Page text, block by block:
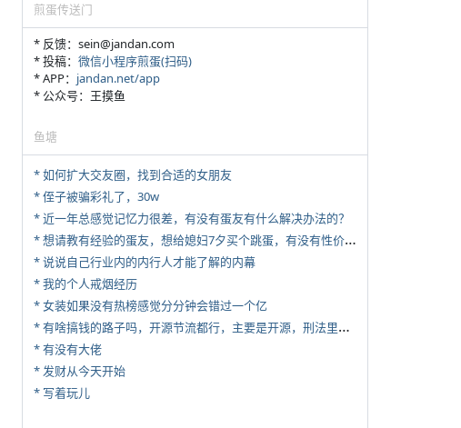
煎蛋传送门
* 反馈：sein@jandan.com
* 投稿： 微信小程序煎蛋(扫码)
* APP： jandan.net/app
* 公众号：王摸鱼
鱼塘
* 如何扩大交友圈，找到合适的女朋友
* 侄子被骗彩礼了，30w
* 近一年总感觉记忆力很差，有没有蛋友有什么解决办法的？
*
想请教有经验的蛋友，想给媳妇7夕买个跳蛋，有没有性价比高的推荐
* 说说自己行业内的内行人才能了解的内幕
* 我的个人戒烟经历
* 女装如果没有热榜感觉分分钟会错过一个亿
*
有啥搞钱的路子吗，开源节流都行，主要是开源，刑法里的咱不做
* 有没有大佬
* 发财从今天开始
* 写着玩儿